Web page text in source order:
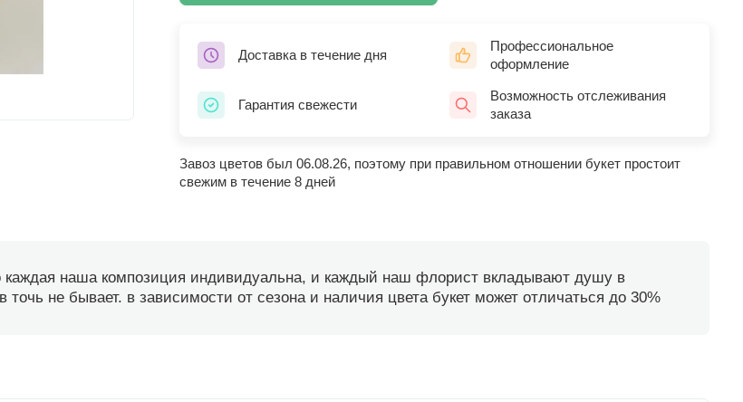
Доставка в течение дня
Профессиональное
оформление
Гарантия свежести
Возможность отслеживания
заказа
Завоз цветов был 06.08.26, поэтому при правильном отношении букет простоит
свежим в течение 8 дней
наша композиция индивидуальна, и каждый наш флорист вкладывают душу в
не бывает. в зависимости от сезона и наличия цвета букет может отличаться до 30%